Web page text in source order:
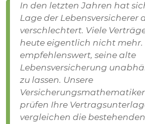
In den letzten Jahren hat
Lage der Lebensversicherer
verschlechtert. Viele
heute eigentlich nicht mehr.
empfehlenswert, seine alte
Lebensversicherung
zu lassen. Unsere
prüfen Ihre
vergleichen die bestehenden